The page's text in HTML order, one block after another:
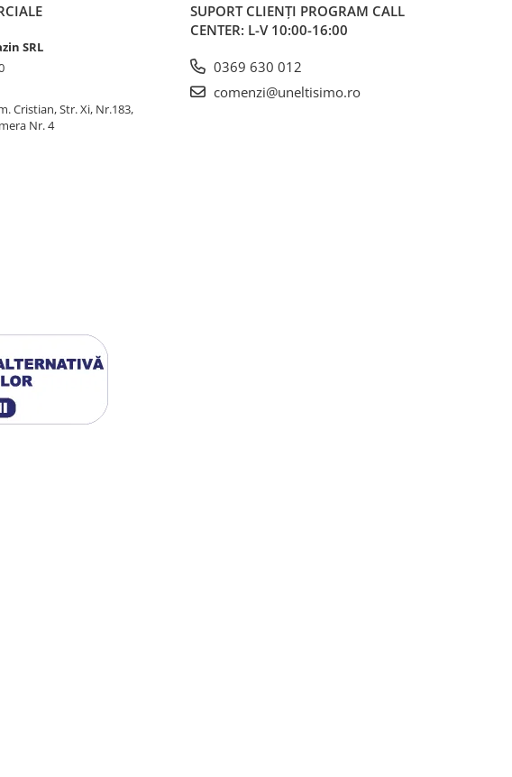
SRL
Cristian, Str. Xi, Nr.183,
Nr. 4
SUPORT CLIENȚI PROGRAM CALL
CENTER: L-V 10:00-16:00
0369 630 012
comenzi@uneltisimo.ro